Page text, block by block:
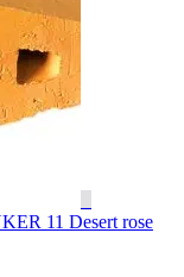
11 Desert rose